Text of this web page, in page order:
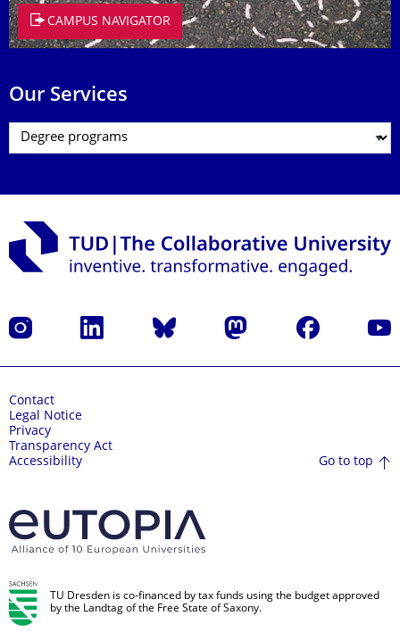
CAMPUS NAVIGATOR
Our Services
Instagram LinkedIn Bluesky Mastodon Facebook
Contact
Legal Notice
Privacy
Transparency Act
Accessibility
Go to top
TU Dresden is co-financed by tax funds using the budget approved
by the Landtag of the Free State of Saxony.